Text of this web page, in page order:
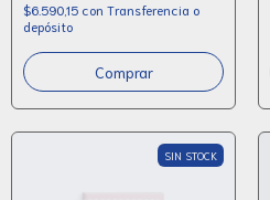
$6.590,15 con Transferencia o
depósito
SIN STOCK